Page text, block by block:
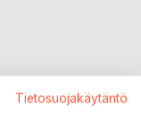
Tietosuojakäytäntö